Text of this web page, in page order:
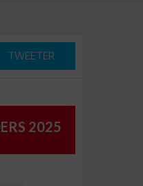
TWEETER
2025